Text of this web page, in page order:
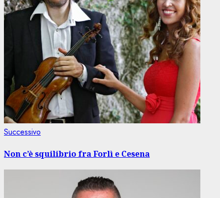
Successivo
Non c’è squilibrio fra Forlì e Cesena